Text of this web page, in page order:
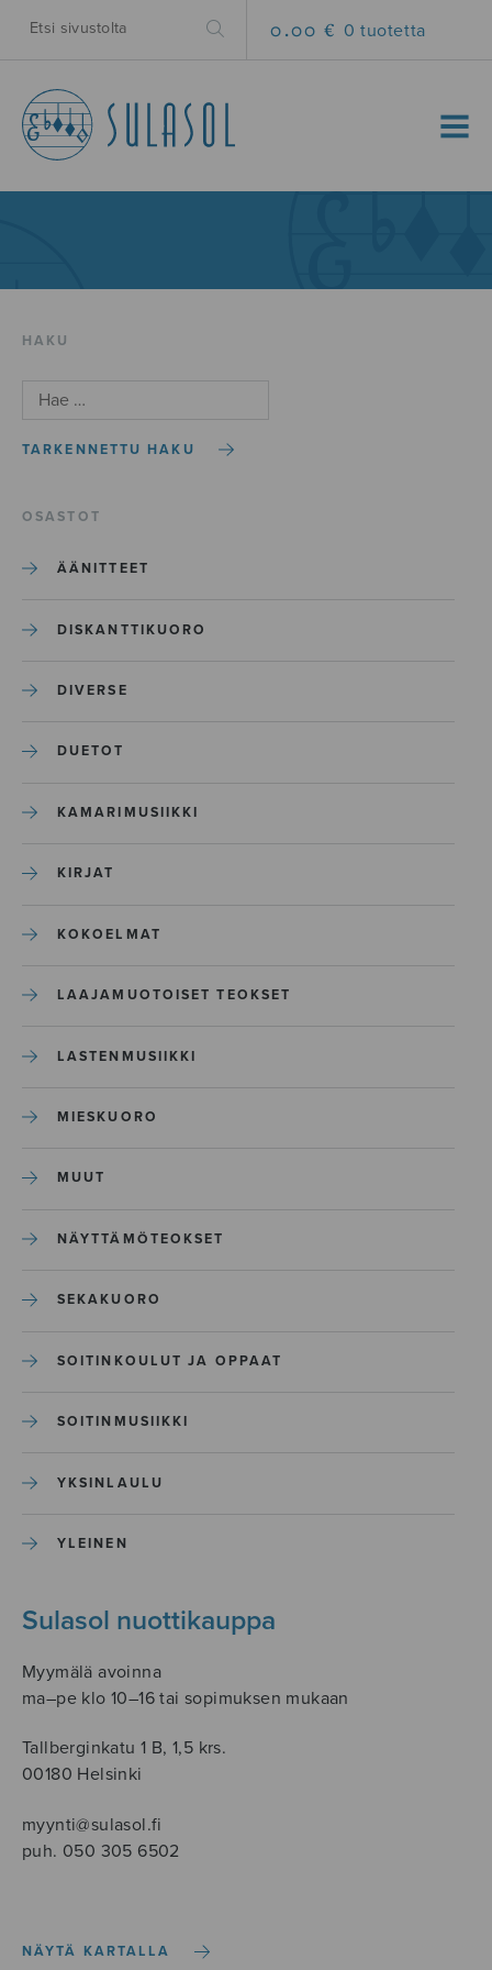
0.00 € 0 tuotetta
MENU
HAKU
TARKENNETTU HAKU
OSASTOT
ÄÄNITTEET
DISKANTTIKUORO
DIVERSE
DUETOT
KAMARIMUSIIKKI
KIRJAT
KOKOELMAT
LAAJAMUOTOISET TEOKSET
LASTENMUSIIKKI
MIESKUORO
MUUT
NÄYTTÄMÖTEOKSET
SEKAKUORO
SOITINKOULUT JA OPPAAT
SOITINMUSIIKKI
YKSINLAULU
YLEINEN
Sulasol nuottikauppa
Myymälä avoinna
ma–pe klo 10–16 tai sopimuksen mukaan
Tallberginkatu 1 B, 1,5 krs.
00180 Helsinki
myynti@sulasol.fi
puh. 050 305 6502
NÄYTÄ KARTALLA